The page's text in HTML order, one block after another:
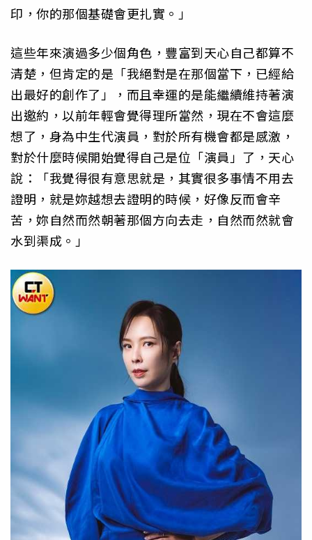
印，你的那個基礎會更扎實。」
這些年來演過多少個角色，豐富到天心自己都算不
清楚，但肯定的是「我絕對是在那個當下，已經給
出最好的創作了」，而且幸運的是能繼續維持著演
出邀約，以前年輕會覺得理所當然，現在不會這麼
想了，身為中生代演員，對於所有機會都是感激，
對於什麼時候開始覺得自己是位「演員」了，天心
說：「我覺得很有意思就是，其實很多事情不用去
證明，就是妳越想去證明的時候，好像反而會辛
苦，妳自然而然朝著那個方向去走，自然而然就會
水到渠成。」